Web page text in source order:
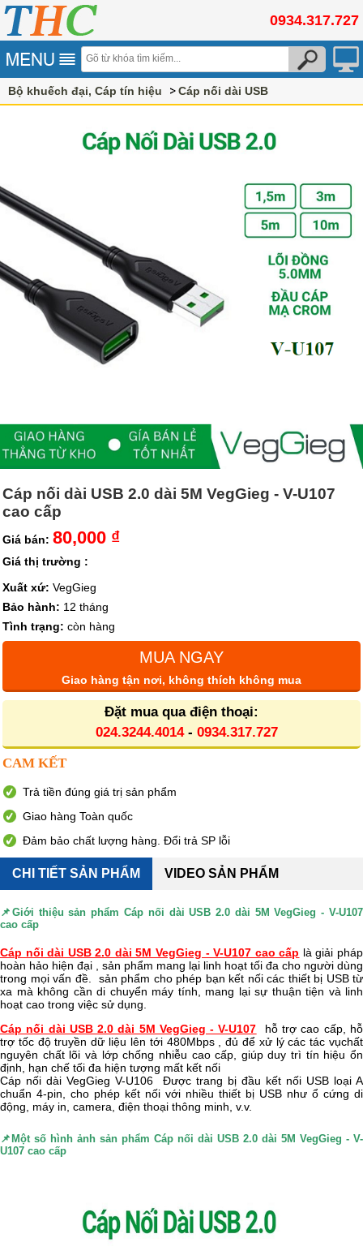
0934.317.727
Bộ khuếch đại, Cáp tín hiệu Cáp nối dài USB
Cáp nối dài USB 2.0 dài 5M VegGieg - V-U107
cao cấp
Giá bán: 80,000 ₫
Giá thị trường :
Xuất xứ: VegGieg
Bảo hành: 12 tháng
Tình trạng: còn hàng
MUA NGAY
Giao hàng tận nơi, không thích không mua
Đặt mua qua điện thoại:
024.3244.4014- 0934.317.727
CAM KẾT
Trả tiền đúng giá trị sản phẩm
Giao hàng Toàn quốc
Đảm bảo chất lượng hàng. Đổi trả SP lỗi
CHI TIẾT SẢN PHẨM VIDEO SẢN PHẨM
📌Giới thiệu sản phẩm Cáp nối dài USB 2.0 dài 5M VegGieg - V-U107
cao cấp
Cáp nối dài USB 2.0 dài 5M VegGieg - V-U107 cao cấp là giải pháp
hoàn hảo hiện đại , sản phẩm mang lại linh hoạt tối đa cho người dùng
trong mọi vấn đề. sản phẩm cho phép bạn kết nối các thiết bị USB từ
xa mà không cần di chuyển máy tính, mang lại sự thuận tiện và linh
hoạt cao trong việc sử dụng.
Cáp nối dài USB 2.0 dài 5M VegGieg - V-U107
hỗ trợ cao cấp, hỗ
trợ tốc độ truyền dữ liệu lên tới 480Mbps , đủ để xử lý các tác vụchất
nguyên chất lõi và lớp chống nhiễu cao cấp, giúp duy trì tín hiệu ổn
định, hạn chế tối đa hiện tượng mất kết nối
Cáp nối dài VegGieg V-U106 Được trang bị đầu kết nối USB loại A
chuẩn 4-pin, cho phép kết nối với nhiều thiết bị USB như ổ cứng di
động, máy in, camera, điện thoại thông minh, v.v.
📌Một số hình ảnh sản phẩm Cáp nối dài USB 2.0 dài 5M VegGieg - V-
U107 cao cấp